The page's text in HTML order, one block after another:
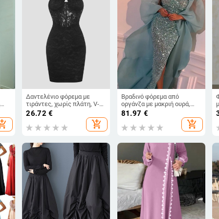
Δαντελένιο φόρεμα με
τιράντες, χωρίς πλάτη, V-
ντεκολτέ, χωρίς μανίκια,
26.72 €
add_shopping_cart
Βραδινό φόρεμα από
οργάνζα με μακριή ουρά,
μανίκια φανάρι, μακριά
φούστα — Άνοιξη 2024
81.97 €
add_shopping_cart